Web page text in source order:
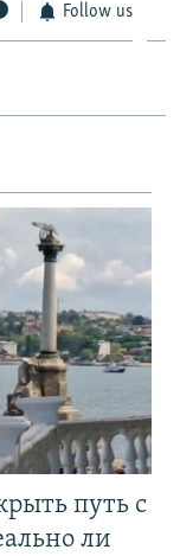
Follow us
путь с
ли